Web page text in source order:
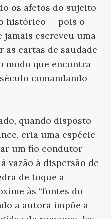
os afetos do sujeito
histórico — pois o
escreveu uma
as cartas de saudade
modo que encontra
comandando
quando disposto
cria uma espécie
um fio condutor
vazão à dispersão de
de toque a
às “fontes do
a autora impõe a